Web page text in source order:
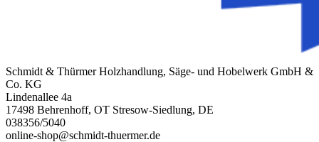
Schmidt & Thürmer Holzhandlung, Säge- und Hobelwerk GmbH &
Co. KG
Lindenallee 4a
17498 Behrenhoff, OT Stresow-Siedlung, DE
038356/5040
online-shop@schmidt-thuermer.de